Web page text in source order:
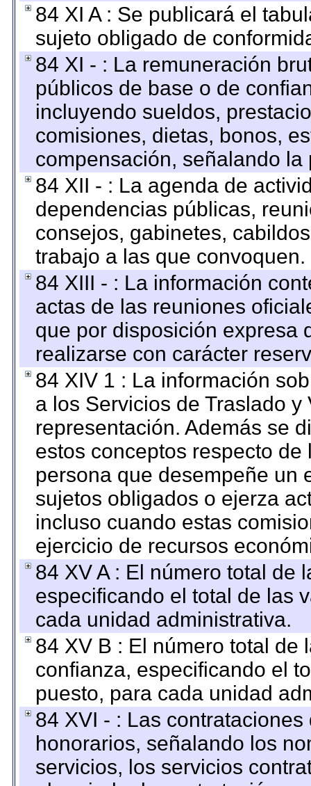
84 XI A : Se publicará el
sujeto obligado de
84 XI - : La remuneración
públicos de base o de
incluyendo sueldos,
comisiones, dietas, bonos,
compensación, señalando
84 XII - : La agenda de
dependencias públicas,
consejos, gabinetes,
trabajo a las que convoquen.
84 XIII - : La información
actas de las reuniones
que por disposición expresa
realizarse con carácter
84 XIV 1 : La información
a los Servicios de Traslado
representación. Además se
estos conceptos respecto
persona que desempeñe un
sujetos obligados o ejerza
incluso cuando estas
ejercicio de recursos
84 XV A : El número total de
especificando el total de las
cada unidad administrativa.
84 XV B : El número total de
confianza, especificando el
puesto, para cada unidad
84 XVI - : Las
honorarios, señalando los
servicios, los servicios